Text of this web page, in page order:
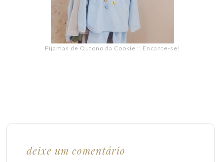
Pijamas de Outono da Cookie :: Encante-se!
deixe um comentário